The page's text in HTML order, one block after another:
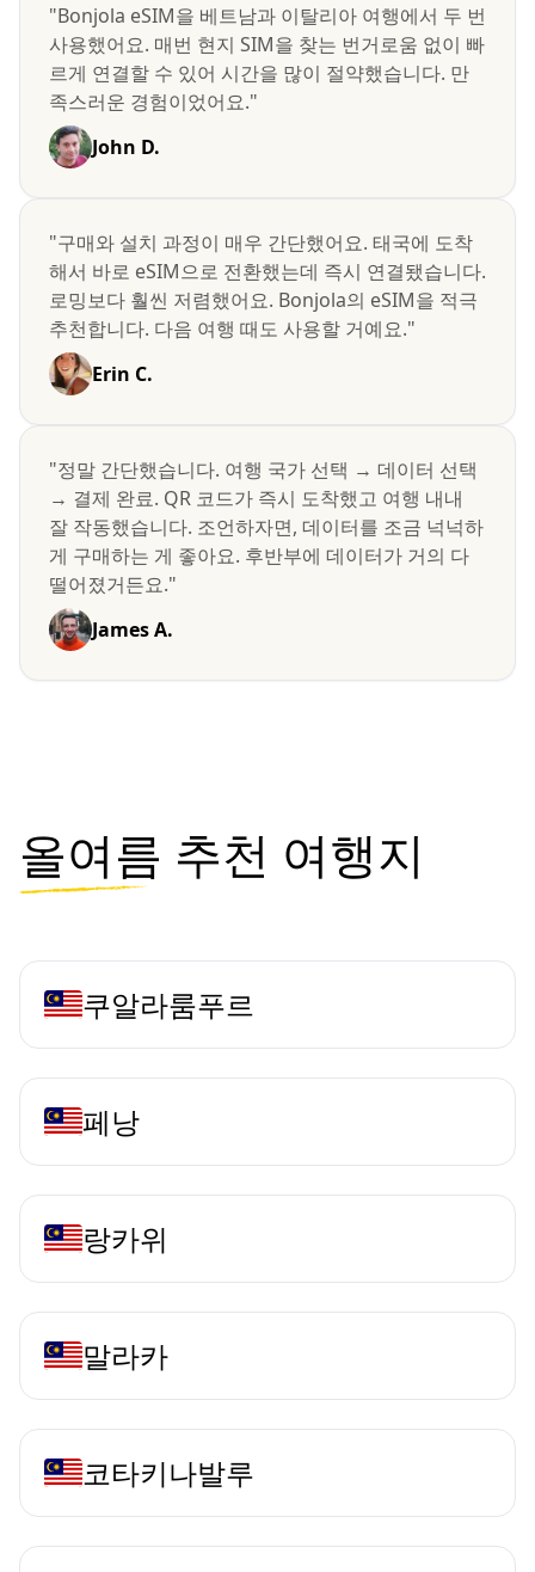
"Bonjola eSIM을 베트남과 이탈리아 여행에서 두 번
사용했어요. 매번 현지 SIM을 찾는 번거로움 없이 빠
르게 연결할 수 있어 시간을 많이 절약했습니다. 만
족스러운 경험이었어요."
John D.
"구매와 설치 과정이 매우 간단했어요. 태국에 도착
해서 바로 eSIM으로 전환했는데 즉시 연결됐습니다.
로밍보다 훨씬 저렴했어요. Bonjola의 eSIM을 적극
추천합니다. 다음 여행 때도 사용할 거예요."
Erin C.
"정말 간단했습니다. 여행 국가 선택 → 데이터 선택
→ 결제 완료. QR 코드가 즉시 도착했고 여행 내내
잘 작동했습니다. 조언하자면, 데이터를 조금 넉넉하
게 구매하는 게 좋아요. 후반부에 데이터가 거의 다
떨어졌거든요."
James A.
올여름 추천 여행지
쿠알라룸푸르
페낭
랑카위
말라카
코타키나발루